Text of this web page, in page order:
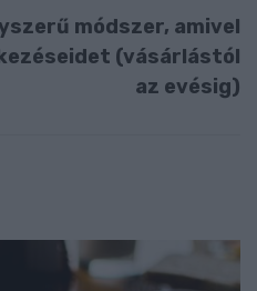
módszer, amivel
(vásárlástól
az evésig)